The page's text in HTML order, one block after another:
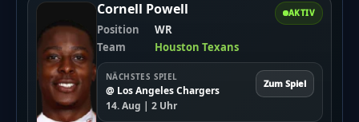
AKTIV
Cornell Powell
Position
WR
Team
Houston Texans
NÄCHSTES SPIEL
@ Los Angeles Chargers
14. Aug | 2 Uhr
Zum Spiel